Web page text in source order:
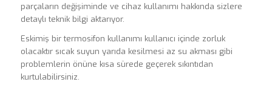
parçaların değişiminde ve cihaz kullanımı hakkında sizlere
detaylı teknik bilgi aktarıyor.
Eskimiş bir termosifon kullanımı kullanıcı içinde zorluk
olacaktır sıcak suyun yarıda kesilmesi az su akması gibi
problemlerin önüne kısa sürede geçerek sıkıntıdan
kurtulabilirsiniz.